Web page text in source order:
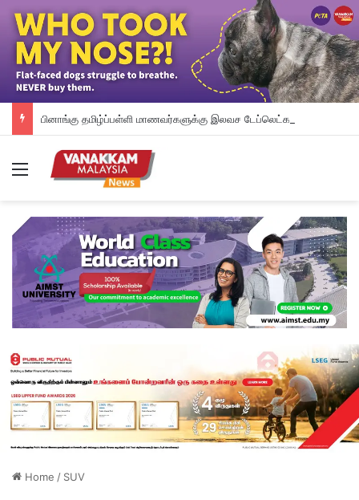
Menu
Home / SUV